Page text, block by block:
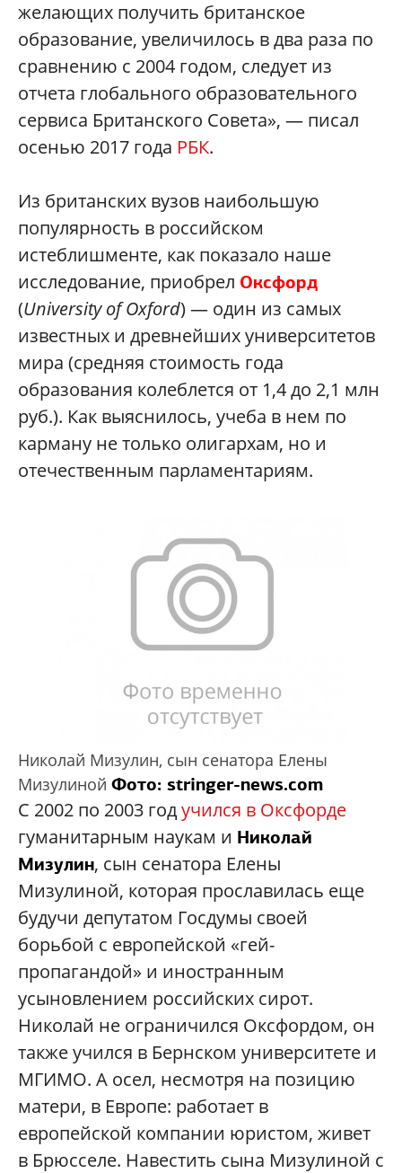
желающих получить британское
образование, увеличилось в два раза по
сравнению с 2004 годом, следует из
отчета глобального образовательного
сервиса Британского Совета», — писал
осенью 2017 года РБК.
Из британских вузов наибольшую
популярность в российском
истеблишменте, как показало наше
исследование, приобрел Оксфорд
(University of Oxford) — один из самых
известных и древнейших университетов
мира (средняя стоимость года
образования колеблется от 1,4 до 2,1 млн
руб.). Как выяснилось, учеба в нем по
карману не только олигархам, но и
отечественным парламентариям.
Николай Мизулин, сын сенатора Елены
Мизулиной Фото: stringer-news.com
С 2002 по 2003 годучился в Оксфорде
гуманитарным наукам и Николай
Мизулин, сын сенатора Елены
Мизулиной, которая прославилась еще
будучи депутатом Госдумы своей
борьбой с европейской «гей-
пропагандой» и иностранным
усыновлением российских сирот.
Николай не ограничился Оксфордом, он
также учился в Бернском университете и
МГИМО. А осел, несмотря на позицию
матери, в Европе: работает в
европейской компании юристом, живет
в Брюсселе. Навестить сына Мизулиной с